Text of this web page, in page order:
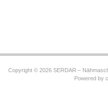
Copyright © 2026 SERDAR –
Powered by